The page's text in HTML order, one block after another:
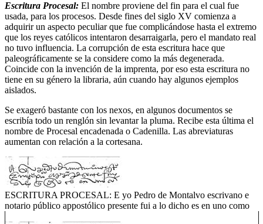
Escritura Procesal: El nombre proviene del fin para el cual fue
usada, para los procesos. Desde fines del siglo XV comienza a
adquirir un aspecto peculiar que fue complicándose hasta el extremo
que los reyes católicos intentaron desarraigarla, pero el mandato real
no tuvo influencia. La corrupción de esta escritura hace que
paleográficamente se la considere como la más degenerada.
Coincide con la invención de la imprenta, por eso esta escritura no
tiene en su género la libraria, aún cuando hay algunos ejemplos
aislados.
Se exageró bastante con los nexos, en algunos documentos se
escribía todo un renglón sin levantar la pluma. Recibe esta última el
nombre de Procesal encadenada o Cadenilla. Las abreviaturas
aumentan con relación a la cortesana.
ESCRITURA PROCESAL: E yo Pedro de Montalvo escrivano e
notario público appostólico presente fui a lo dicho es en uno como